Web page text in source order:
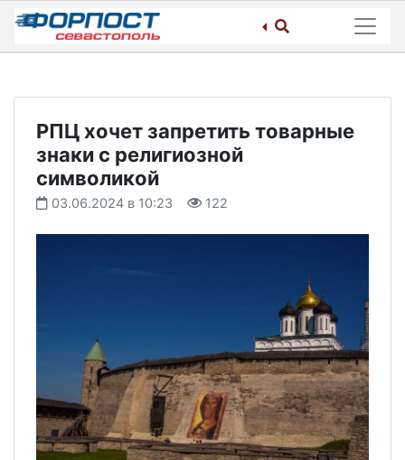
Skip
content
РПЦ хочет запретить товарные
знаки с религиозной
символикой
03.06.2024 в 10:23 122